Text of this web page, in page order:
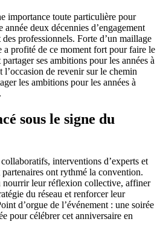
importance toute particulière pour
deux décennies d’engagement
professionnels. Forte d’un maillage
a profité de ce moment fort pour faire le
ses ambitions pour les années à
de revenir sur le chemin
les ambitions pour les années à
sous le signe du
interventions d’experts et
partenaires ont rythmé la convention.
nourrir leur réflexion collective, affiner
du réseau et renforcer leur
d’orgue de l’événement : une soirée
pour célébrer cet anniversaire en